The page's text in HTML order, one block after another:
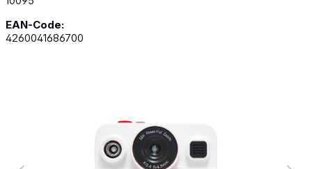
EAN-Code:
4260041686700